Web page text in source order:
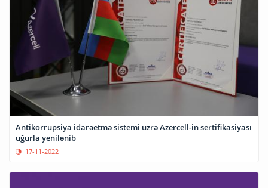
Antikorrupsiya idarəetmə sistemi üzrə Azercell-in sertifikasiyası
uğurla yenilənib
17-11-2022